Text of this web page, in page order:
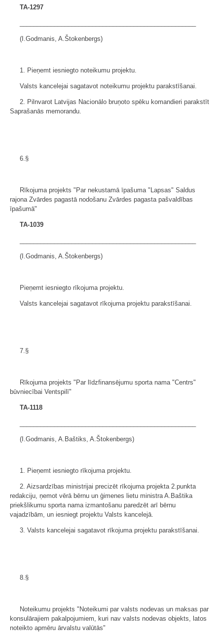
TA-1297
(I.Godmanis, A.Štokenbergs)
1. Pieņemt iesniegto noteikumu projektu.
Valsts kancelejai sagatavot noteikumu projektu parakstīšanai.
2. Pilnvarot Latvijas Nacionālo bruņoto spēku komandieri parakstīt
Saprašanās memorandu.
6.§
Rīkojuma projekts "Par nekustamā īpašuma "Lapsas" Saldus
rajona Zvārdes pagastā nodošanu Zvārdes pagasta pašvaldības
īpašumā"
TA-1039
(I.Godmanis, A.Štokenbergs)
Pieņemt iesniegto rīkojuma projektu.
Valsts kancelejai sagatavot rīkojuma projektu parakstīšanai.
7.§
Rīkojuma projekts "Par līdzfinansējumu sporta nama "Centrs"
būvniecībai Ventspilī"
TA-1118
(I.Godmanis, A.Baštiks, A.Štokenbergs)
1. Pieņemt iesniegto rīkojuma projektu.
2. Aizsardzības ministrijai precizēt rīkojuma projekta 2.punkta
redakciju, ņemot vērā bērnu un ģimenes lietu ministra A.Baštika
priekšlikumu sporta nama izmantošanu paredzēt arī bērnu
vajadzībām, un iesniegt projektu Valsts kancelejā.
3. Valsts kancelejai sagatavot rīkojuma projektu parakstīšanai.
8.§
Noteikumu projekts "Noteikumi par valsts nodevas un maksas par
konsulārajiem pakalpojumiem, kuri nav valsts nodevas objekts, latos
noteikto apmēru ārvalstu valūtās"